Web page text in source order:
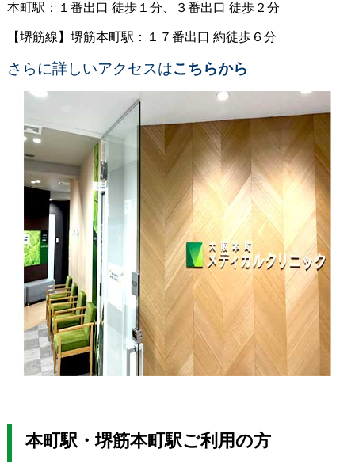
本町駅：１番出口 徒歩１分、３番出口 徒歩２分
【堺筋線】堺筋本町駅：１７番出口 約徒歩６分
さらに詳しいアクセスはこちらから
本町駅・堺筋本町駅ご利用の方